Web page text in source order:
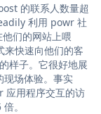
的联系人数量超
利用 powr 社
们的网站上喂
快速向他们的客
样子。它很好地展
现场体验。事实
应用程序交互的访
。